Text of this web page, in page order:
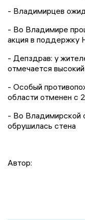
- Владимирцев
- Во Владимире
акция в поддержку
- Депздрав: у
отмечается
- Особый
области отменен с
- Во Владимирской
обрушилась стена
Автор: